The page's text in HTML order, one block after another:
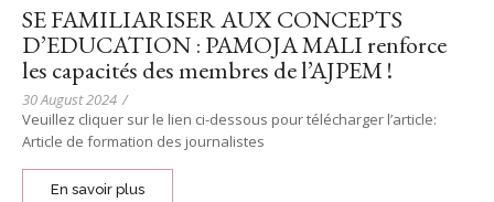
SE FAMILIARISER AUX CONCEPTS
D’EDUCATION : PAMOJA MALI renforce
les capacités des membres de l’AJPEM !
30 August 2024 /
Veuillez cliquer sur le lien ci-dessous pour télécharger l’article:
Article de formation des journalistes
En savoir plus